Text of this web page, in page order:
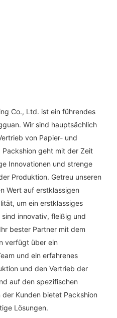
Co., Ltd. ist ein führendes
Wir sind hauptsächlich
von Papier- und
geht mit der Zeit
Innovationen und strenge
Produktion. Getreu unseren
Wert auf erstklassigen
um ein erstklassiges
innovativ, fleißig und
bester Partner mit dem
verfügt über ein
und ein erfahrenes
und den Vertrieb der
auf den spezifischen
Kunden bietet Packshion
Lösungen.